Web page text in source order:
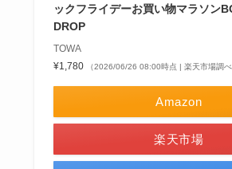
ックフライデーお買い物マラソン
DROP
TOWA
¥1,780
（2026/06/26 08:00時点 | 楽天市場調べ
Amazon
楽天市場